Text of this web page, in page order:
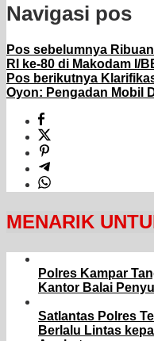
Navigasi pos
Pos sebelumnya
RI ke-80 di Makodam I/
Pos berikutnya
Oyon: Pengadan Mobil
MENARIK
Polres Kampar
Kantor Balai
Satlantas Polres
Berlalu Lintas